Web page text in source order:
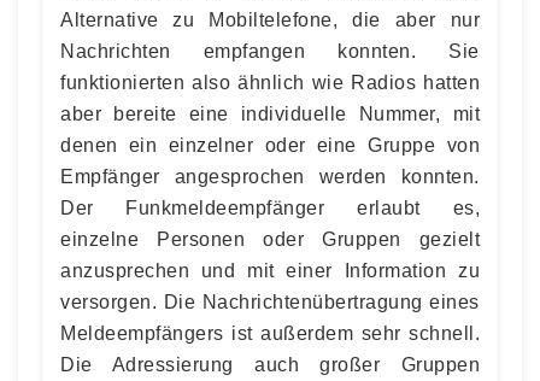
Alternative zu Mobiltelefone, die aber nur
Nachrichten empfangen konnten. Sie
funktionierten also ähnlich wie Radios hatten
aber bereite eine individuelle Nummer, mit
denen ein einzelner oder eine Gruppe von
Empfänger angesprochen werden konnten.
Der Funkmeldeempfänger erlaubt es,
einzelne Personen oder Gruppen gezielt
anzusprechen und mit einer Information zu
versorgen. Die Nachrichtenübertragung eines
Meldeempfängers ist außerdem sehr schnell.
Die Adressierung auch großer Gruppen